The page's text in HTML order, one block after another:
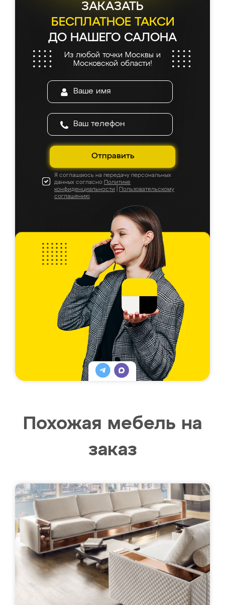
ЗАКАЗАТЬ
БЕСПЛАТНОЕ ТАКСИ
ДО НАШЕГО САЛОНА
Из любой точки Москвы и
Московской области!
Отправить
Я соглашаюсь на передачу персональных
данных согласно Политике
конфиденциальности
Пользовательскому
соглашению
Похожая мебель на
заказ